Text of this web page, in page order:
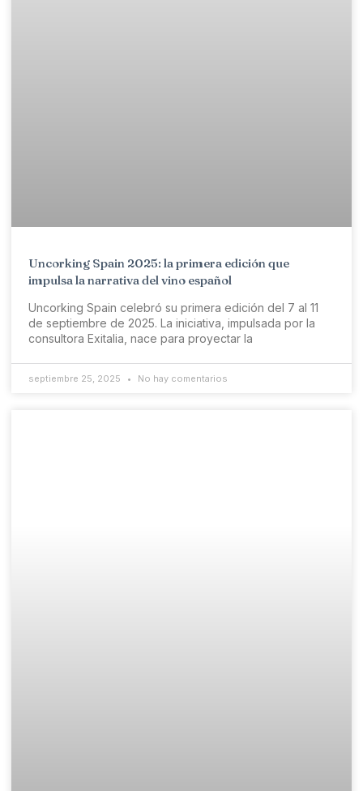
Uncorking Spain 2025: la primera edición que
impulsa la narrativa del vino español
Uncorking Spain celebró su primera edición del 7 al 11
de septiembre de 2025. La iniciativa, impulsada por la
consultora Exitalia, nace para proyectar la
septiembre 25, 2025 No hay comentarios